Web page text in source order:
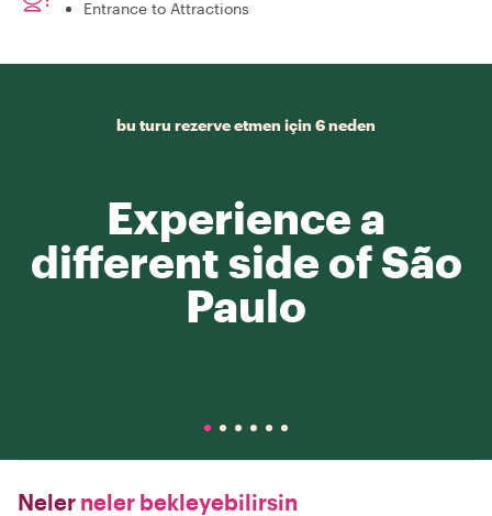
Entrance to Attractions
bu turu rezerve etmen için 6 neden
Experience a
different side of São
Paulo
Neler neler bekleyebilirsin